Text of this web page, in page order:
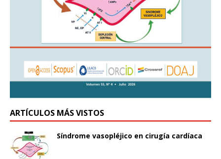
ARTÍCULOS MÁS VISTOS
Síndrome vasopléjico en cirugía cardíaca